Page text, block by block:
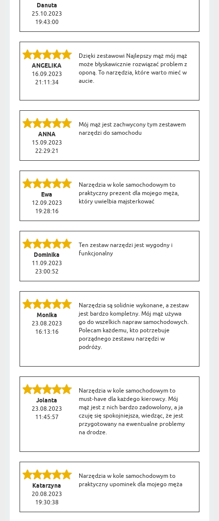
Danuta
25.10.2023
19:43:00
ANGELIKA
16.09.2023
21:11:34
Dzięki zestawowi Najlepszy mąż mój mąż
może błyskawicznie rozwiązać problem z
oponą. To narzędzia, które warto mieć w
aucie.
ANNA
15.09.2023
22:29:21
Mój mąż jest zachwycony tym zestawem
narzędzi do samochodu
Ewa
12.09.2023
19:28:16
Narzędzia w kole samochodowym to
praktyczny prezent dla mojego męża,
który uwielbia majsterkować
Dominika
11.09.2023
23:00:52
Ten zestaw narzędzi jest wygodny i
funkcjonalny
Monika
23.08.2023
16:13:16
Narzędzia są solidnie wykonane, a zestaw
jest bardzo kompletny. Mój mąż używa
go do wszelkich napraw samochodowych.
Polecam każdemu, kto potrzebuje
porządnego zestawu narzędzi w
podróży.
Jolanta
23.08.2023
11:45:57
Narzędzia w kole samochodowym to
must-have dla każdego kierowcy. Mój
mąż jest z nich bardzo zadowolony, a ja
czuję się spokojniejsza, wiedząc, że jest
przygotowany na ewentualne problemy
na drodze.
Katarzyna
20.08.2023
19:30:38
Narzędzia w kole samochodowym to
praktyczny upominek dla mojego męża